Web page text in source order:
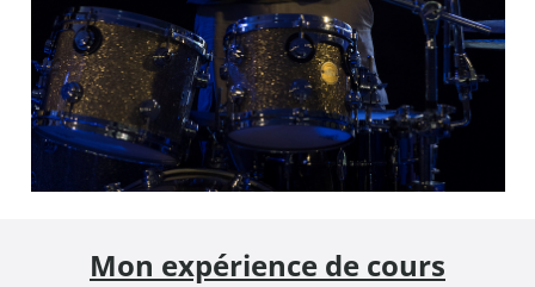
Mon expérience de cours